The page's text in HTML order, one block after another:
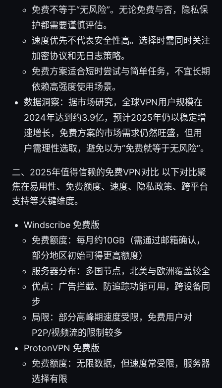
免费不等于“无风险”。无论免费与否，隐私保
护都需要谨慎评估。
速度优先不代表安全性高。选择时需同时关注
加密协议和无日志策略。
免费方案适合短时尝试与简单任务，不宜长期
依赖高强度使用场景。
数据洞察：据市场研究，全球VPN用户规模在
2024年达到约3.9亿，预计2025年仍以稳定增
速增长，免费方案的市场需求仍然旺盛，但用
户需理性选取，避免以为“免费就等于无风险”。
二、2025年值得信赖的免费VPN对比 以下对比聚
焦在易用性、免费额度、速度、隐私政策、跨平台
支持等关键维度。
Windscribe 免费版
免费额度：每月约10GB（需通过邮箱确认，
部分地区初始可得更高额度）
服务器分布：多国节点，北美与欧洲覆盖较全
优点：广告拦截、防追踪功能可用，跨设备同
步
局限：部分高峰期速度受限，免费用户对
P2P/视频流的限制较多
ProtonVPN 免费版
免费额度：无限数据，但速度常受限，服务器
选择有限